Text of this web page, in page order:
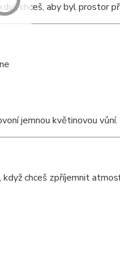
chceš, aby byl prostor
jemnou květinovou vůní.
chceš zpříjemnit